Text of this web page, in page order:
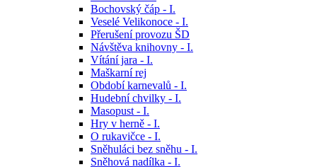
Bochovský čáp - I.
Veselé Velikonoce - I.
Přerušení provozu ŠD
Návštěva knihovny - I.
Vítání jara - I.
Maškarní rej
Období karnevalů - I.
Hudební chvilky - I.
Masopust - I.
Hry v herně - I.
O rukavičce - I.
Sněhuláci bez sněhu - I.
Sněhová nadílka - I.